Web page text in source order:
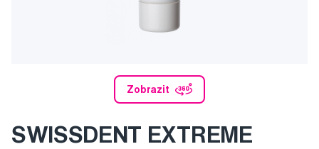
Zobrazit
SWISSDENT EXTREME